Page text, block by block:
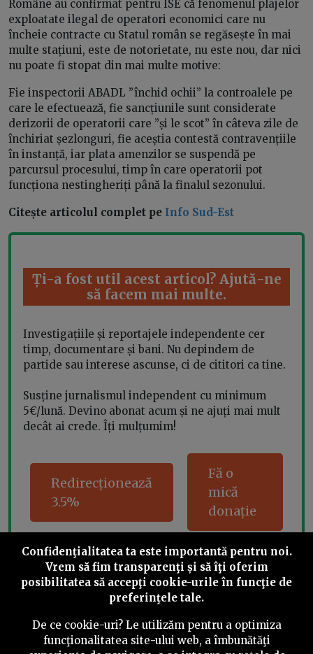
Române au confirmat pentru ISE că fenomenul plajelor
exploatate ilegal de operatori economici care nu
încheie contracte cu Statul român se regăsește în mai
multe stațiuni, este de notorietate, nu este nou, dar nici
nu poate fi stopat din mai multe motive:
Fie inspectorii ABADL ”închid ochii” la controalele pe
care le efectuează, fie sancțiunile sunt considerate
derizorii de operatorii care ”și le scot” în câteva zile de
închiriat șezlonguri, fie aceștia contestă contravențiile
în instanță, iar plata amenzilor se suspendă pe
parcursul procesului, timp în care operatorii pot
funcționa nestingheriți până la finalul sezonului.
Citește articolul complet pe Info Sud-Est
Ți-a fost util acest articol? Ajută-ne
să facem mai multe.
Investigațiile și reportajele independente cer
timp, documentare și bani. Nu depindem de
partide sau interese ascunse, ci de cititori ca tine.
Susține jurnalismul independent cu minimum
5€/lună. Devino abonat acum și ne ajuți mai mult
decât ai crede. Îți mulțumim!
Redirecționează
3.5%
Fă o
mică
donație
Share this
Confidenţialitatea ta este importantă pentru noi.
Vrem să fim transparenţi și să îţi oferim
posibilitatea să accepţi cookie-urile în funcţie de
preferinţele tale.
De ce cookie-uri? Le utilizăm pentru a optimiza
funcţionalitatea site-ului web, a îmbunătăţi